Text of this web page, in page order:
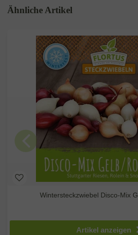
Ähnliche Artikel
Wintersteckzwiebel Disco-Mix
Artikel anzeigen